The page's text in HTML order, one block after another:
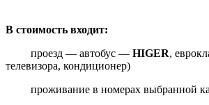
В стоимость входит:
проезд — автобус — HIGER,
телевизора, кондиционер)
проживание в номерах выбранной